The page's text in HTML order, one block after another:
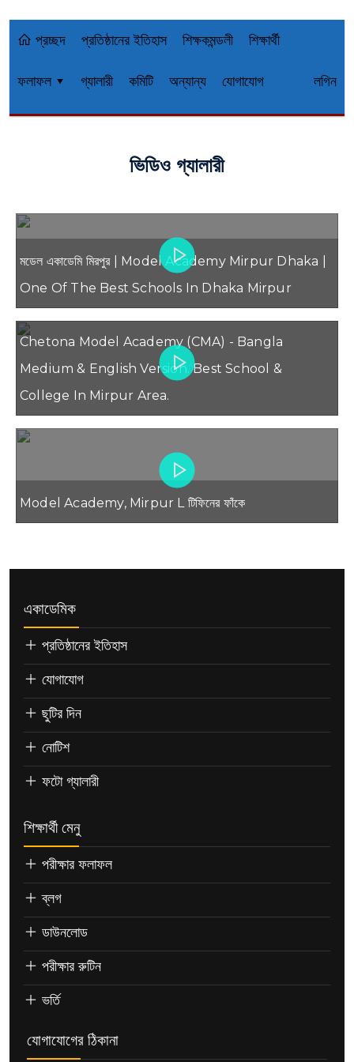
প্রচ্ছদ প্রতিষ্ঠানের ইতিহাস শিক্ষকমন্ডলী শিক্ষার্থী
ফলাফল ▾ গ্যালারী কমিটি অন্যান্য যোগাযোগ লগিন
ভিডিও গ্যালারী
মডেল একাডেমি মিরপুর | Model Academy Mirpur Dhaka |
One Of The Best Schools In Dhaka Mirpur
Chetona Model Academy (CMA) - Bangla
Medium & English Version. Best School &
College In Mirpur Area.
Model Academy, Mirpur L টিফিনের ফাঁকে
একাডেমিক
প্রতিষ্ঠানের ইতিহাস
যোগাযোগ
ছুটির দিন
নোটিশ
ফটো গ্যালারী
শিক্ষার্থী মেনু
পরীক্ষার ফলাফল
ব্লগ
ডাউনলোড
পরীক্ষার রুটিন
ভর্তি
যোগাযোগের ঠিকানা